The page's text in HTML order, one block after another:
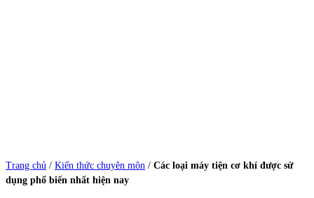
Trang chủ / Kiến thức chuyên môn / Các loại máy tiện cơ khí được sử
dụng phổ biến nhất hiện nay